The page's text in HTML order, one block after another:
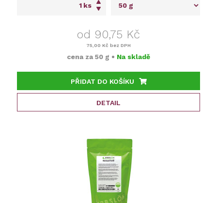
ks
od 90,75 Kč
75,00 Kč bez DPH
cena za 50 g • Na skladě
PŘIDAT DO KOŠÍKU
DETAIL